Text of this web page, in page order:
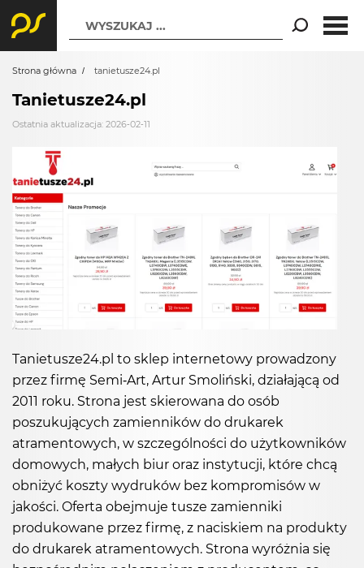
WYSZUKAJ ...
Strona główna tanietusze24.pl
Tanietusze24.pl
Ostatnia aktualizacja: 2026-02-11
Tanietusze24.pl to sklep internetowy prowadzony
przez firmę Semi-Art, Artur Smoliński, działającą od
2011 roku. Strona jest skierowana do osób
poszukujących zamienników do drukarek
atramentowych, w szczególności do użytkowników
domowych, małych biur oraz instytucji, które chcą
obniżyć koszty wydruków bez kompromisów w
jakości. Oferta obejmuje tusze zamienniki
produkowane przez firmę, z naciskiem na produkty
do drukarek atramentowych. Strona wyróżnia się